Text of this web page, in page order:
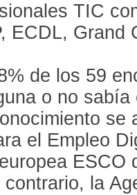
TIC
ECDL, Grand
de los 59
o no
se
el Empleo
ESCO
la